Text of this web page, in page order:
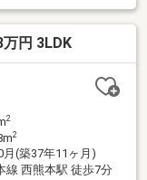
宅ローン金融機関
後悔しないための
直し相談も可能！
資金贈与（援助）
▼お引渡し後のア
フォーム）、将来
円 3LDK
2
2
月(築37年11ヶ月)
線 西熊本駅 徒歩7分